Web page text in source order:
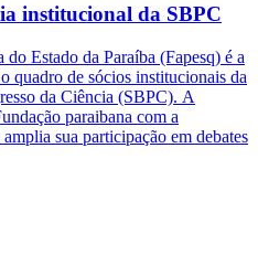
institucional da SBPC
Estado da Paraíba (Fapesq) é a
quadro de sócios institucionais da
da Ciência (SBPC). A
paraibana com a
sua participação em debates